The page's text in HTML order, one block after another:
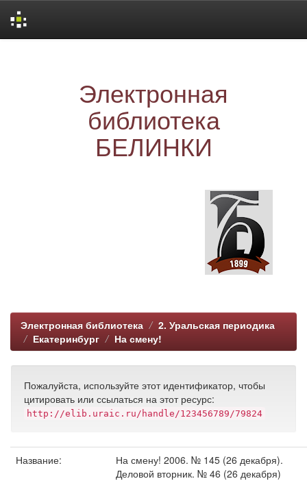
Электронная
библиотека
БЕЛИНКИ
Электронная библиотека
2. Уральская периодика
Екатеринбург
На смену!
Пожалуйста, используйте этот идентификатор, чтобы
цитировать или ссылаться на этот ресурс:
http://elib.uraic.ru/handle/123456789/79824
Название:
На смену! 2006. № 145 (26 декабря).
Деловой вторник. № 46 (26 декабря)